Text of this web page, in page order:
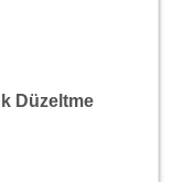
Düzeltme